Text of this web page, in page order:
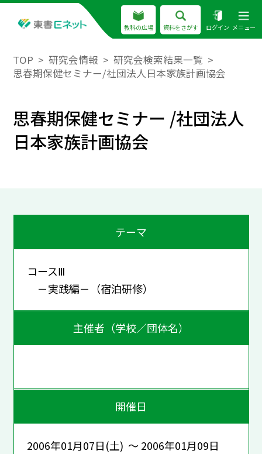
教科の広場 資料をさがす ログイン メニュー
TOP 研究会情報
研究会検索結果一覧
思春期保健セミナー/社団法人日本家族計画協会
思春期保健セミナー /社団法人
日本家族計画協会
テーマ
コースⅢ
－実践編－（宿泊研修）
主催者（学校／団体名）
開催日
2006年01月07日(土) ～ 2006年01月09日